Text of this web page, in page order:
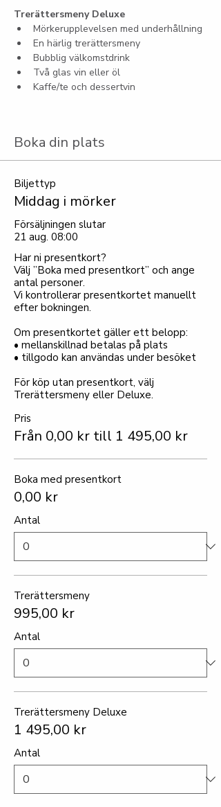
Trerättersmeny Deluxe
Mörkerupplevelsen med underhållning
En härlig trerättersmeny
Bubblig välkomstdrink
Två glas vin eller öl
Kaffe/te och dessertvin
Boka din plats
Biljettyp
Middag i mörker
Försäljningen slutar
21 aug. 08:00
Har ni presentkort?
Välj ”Boka med presentkort” och ange
antal personer.
Vi kontrollerar presentkortet manuellt
efter bokningen.
Om presentkortet gäller ett belopp:
• mellanskillnad betalas på plats
• tillgodo kan användas under besöket
För köp utan presentkort, välj
Trerättersmeny eller Deluxe.
Pris
Från 0,00 kr till 1 495,00 kr
Boka med presentkort
0,00 kr
Antal
Trerättersmeny
995,00 kr
Antal
Trerättersmeny Deluxe
1 495,00 kr
Antal